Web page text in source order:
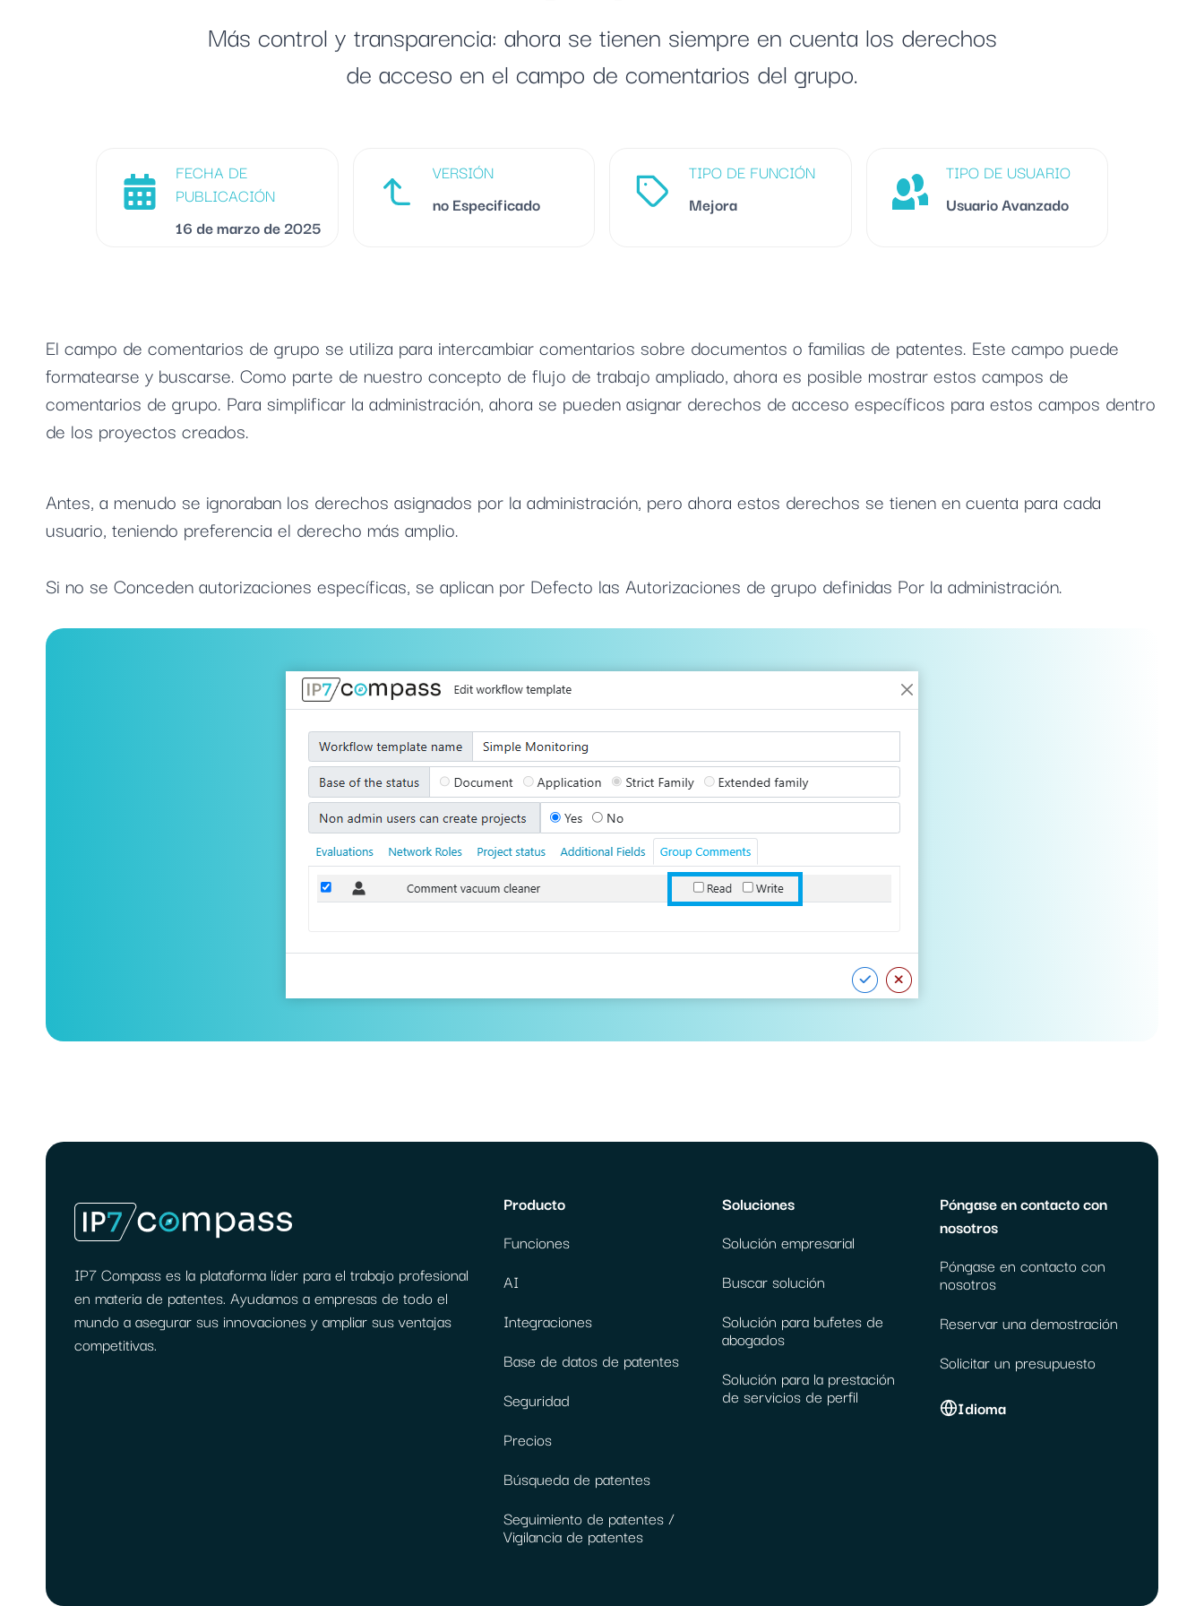
Más control y transparencia: ahora se tienen siempre en cuenta los derechos
de acceso en el campo de comentarios del grupo.
FECHA DE
PUBLICACIÓN
16 de marzo de 2025
VERSIÓN
no Especificado
TIPO DE FUNCIÓN
Mejora
TIPO DE USUARIO
Usuario Avanzado
El campo de comentarios de grupo se utiliza para intercambiar comentarios sobre documentos o familias de patentes. Este campo puede
formatearse y buscarse. Como parte de nuestro concepto de flujo de trabajo ampliado, ahora es posible mostrar estos campos de
comentarios de grupo. Para simplificar la administración, ahora se pueden asignar derechos de acceso específicos para estos campos dentro
de los proyectos creados.
Antes, a menudo se ignoraban los derechos asignados por la administración, pero ahora estos derechos se tienen en cuenta para cada
usuario, teniendo preferencia el derecho más amplio.
Si no se Conceden autorizaciones específicas, se aplican por Defecto las Autorizaciones de grupo definidas Por la administración.
IP7 Compass es la plataforma líder para el trabajo profesional
en materia de patentes. Ayudamos a empresas de todo el
mundo a asegurar sus innovaciones y ampliar sus ventajas
competitivas.
Producto
Funciones
AI
Integraciones
Base de datos de patentes
Seguridad
Precios
Búsqueda de patentes
Seguimiento de patentes /
Vigilancia de patentes
Soluciones
Solución empresarial
Buscar solución
Solución para bufetes de
abogados
Solución para la prestación
de servicios de perfil
Póngase en contacto con
nosotros
Póngase en contacto con
nosotros
Reservar una demostración
Solicitar un presupuesto
Idioma